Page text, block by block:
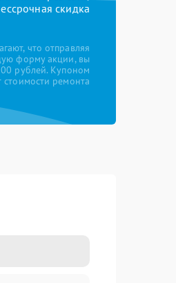
скидка
что отправляя
форму акции, вы
рублей. Купоном
ремонта